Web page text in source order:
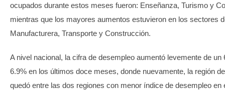
ocupados durante estos meses fueron: Enseñanza, Turismo y
mientras que los mayores aumentos estuvieron en los sectores
Manufacturera, Transporte y Construcción.
A nivel nacional, la cifra de desempleo aumentó levemente de un
6.9% en los últimos doce meses, donde nuevamente, la región
quedó entre las dos regiones con menor índice de desempleo en